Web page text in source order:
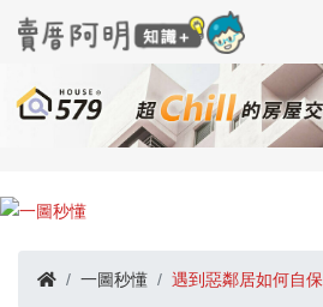
一圖秒懂 遇到惡鄰居如何自保